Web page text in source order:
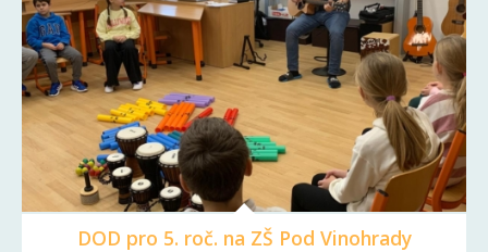
DOD pro 5. roč. na ZŠ Pod Vinohrady